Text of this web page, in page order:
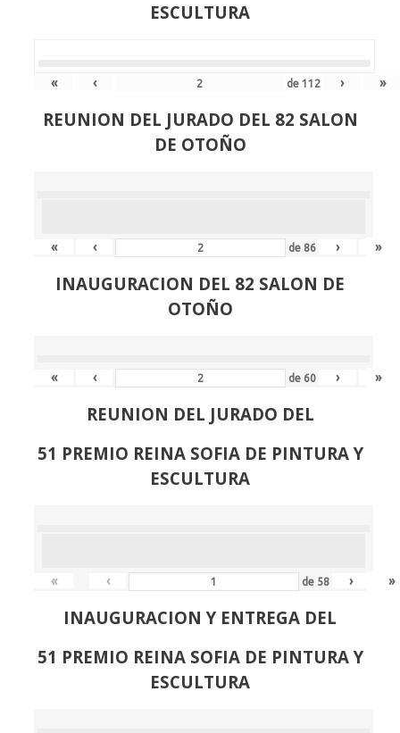
ESCULTURA
« ‹ de112 › »
REUNION DEL JURADO DEL 82 SALON
DE OTOÑO
« ‹ de 86 › »
INAUGURACION DEL 82 SALON DE
OTOÑO
« ‹ de 60 › »
REUNION DEL JURADO DEL
51 PREMIO REINA SOFIA DE PINTURA Y
ESCULTURA
« ‹ de 58 › »
INAUGURACION Y ENTREGA DEL
51 PREMIO REINA SOFIA DE PINTURA Y
ESCULTURA